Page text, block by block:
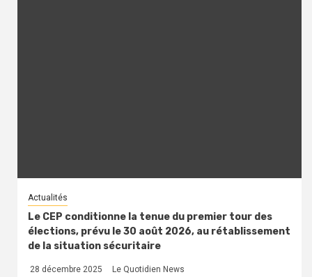
Actualités
Le CEP conditionne la tenue du premier tour des
élections, prévu le 30 août 2026, au rétablissement
de la situation sécuritaire
28 décembre 2025 Le Quotidien News